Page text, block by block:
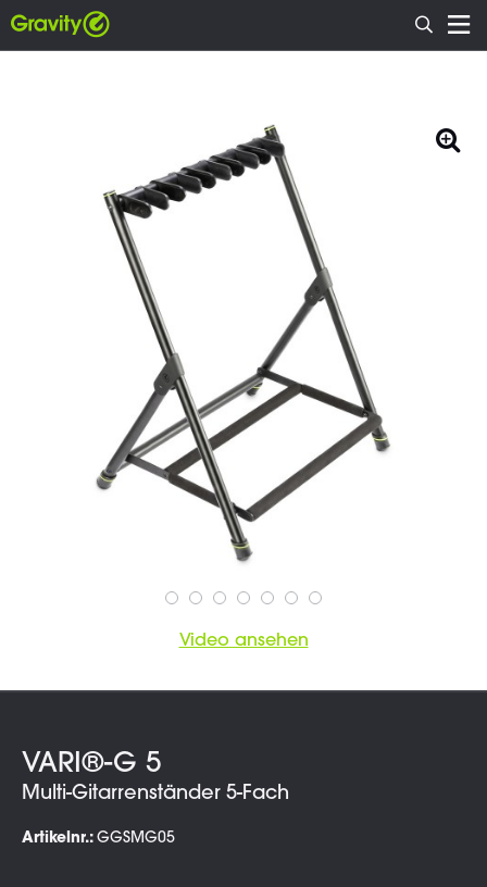
Video ansehen
VARI®-G 5
Multi-Gitarrenständer 5-Fach
Artikelnr.: GGSMG05